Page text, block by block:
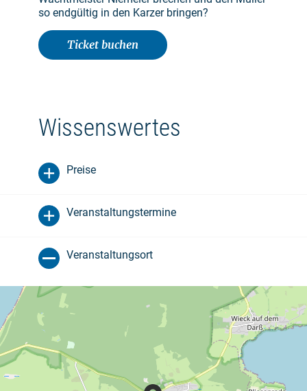
so endgültig in den Karzer bringen?
Ticket buchen
Wissenswertes
Preise
Veranstaltungstermine
Veranstaltungsort